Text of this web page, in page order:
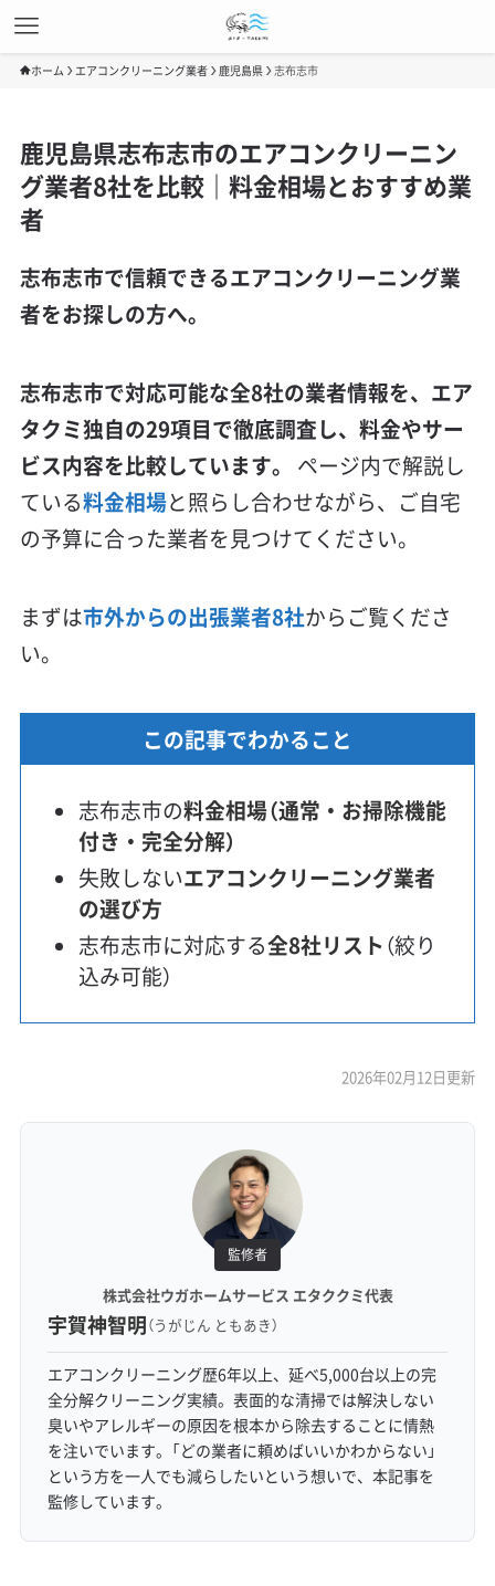
ホーム エアコンクリーニング業者 鹿児島県 志布志市
鹿児島県志布志市のエアコンクリーニン
グ業者8社を比較｜料金相場とおすすめ業
者
志布志市で信頼できるエアコンクリーニング業
者をお探しの方へ。
志布志市で対応可能な全8社の業者情報を、エア
タクミ独自の29項目で徹底調査し、料金やサー
ビス内容を比較しています。
ページ内で解説し
ている料金相場と照らし合わせながら、ご自宅
の予算に合った業者を見つけてください。
まずは市外からの出張業者8社からご覧くださ
い。
この記事でわかること
志布志市の料金相場（通常・お掃除機能
付き・完全分解）
失敗しないエアコンクリーニング業者
の選び方
志布志市に対応する全8社リスト （絞り
込み可能）
2026年02月12日更新
監修者
株式会社ウガホームサービス エタククミ代表
宇賀神智明（うがじん ともあき）
エアコンクリーニング歴6年以上、延べ5,000台以上の完
全分解クリーニング実績。表面的な清掃では解決しない
臭いやアレルギーの原因を根本から除去することに情熱
を注いでいます。「どの業者に頼めばいいかわからない」
という方を一人でも減らしたいという想いで、本記事を
監修しています。